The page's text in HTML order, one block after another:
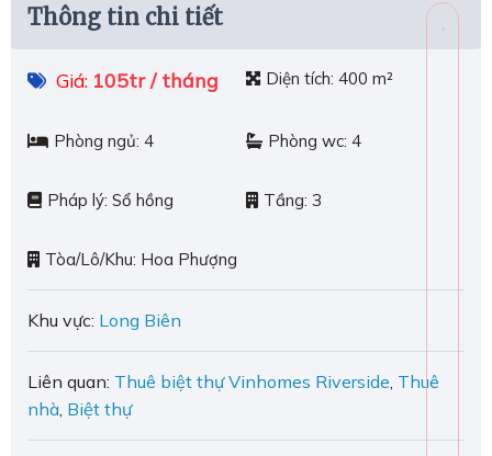
Thông tin chi tiết
Giá: 105tr / tháng Diện tích: 400 m²
Phòng ngủ: 4 Phòng wc: 4
Pháp lý: Sổ hồng Tầng: 3
Tòa/Lô/Khu: Hoa Phượng
Khu vực: Long Biên
Liên quan: Thuê biệt thự Vinhomes Riverside, Thuê
nhà, Biệt thự